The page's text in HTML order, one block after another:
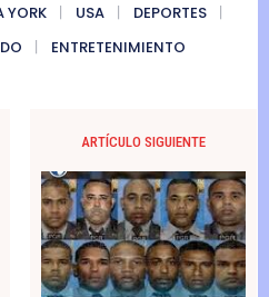
YORK USA
DEPORTES
ENTRETENIMIENTO
ARTÍCULO SIGUIENTE